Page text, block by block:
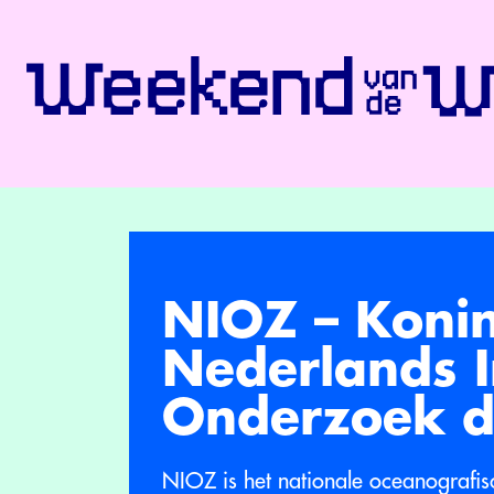
NIOZ –
Nederlands
Onderzoek
NIOZ is het nationale